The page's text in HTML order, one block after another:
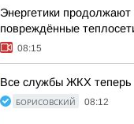
Энергетики продолжают
повреждённые
08:15
Все службы ЖКХ теперь
БОРИСОВСКИЙ 08:12